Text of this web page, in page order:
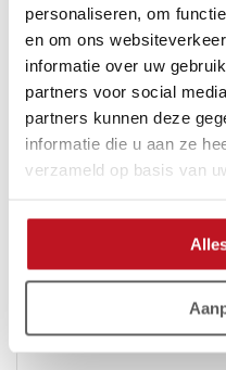
personaliseren, om
en om ons
informatie over uw
partners voor social
partners kunnen deze
informatie die u aan ze
verzameld op basis van
Gerelateerde
Gladiator Sports
€32,99